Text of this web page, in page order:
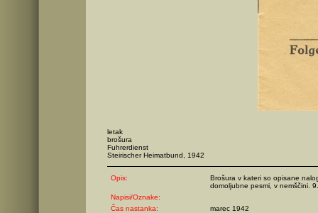
letak
brošura
Fuhrerdienst
Steirischer Heimatbund, 1942
Opis:
Brošura v kateri so opisane
domoljubne pesmi, v nemščini.
Napisi/Oznake:
Čas nastanka:
marec 1942